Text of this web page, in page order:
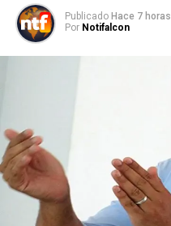
Publicado Hace 7 horas
Por Notifalcon